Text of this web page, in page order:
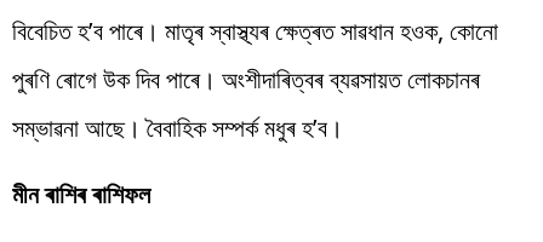
বিবেচিত হ’ব পাৰে। মাতৃৰ স্বাস্থ্যৰ ক্ষেত্ৰত সাৱধান হওক, কোনো
পুৰণি ৰোগে উক দিব পাৰে। অংশীদাৰিত্বৰ ব্যৱসায়ত লোকচানৰ
সম্ভাৱনা আছে। বৈবাহিক সম্পৰ্ক মধুৰ হ’ব।
মীন ৰাশিৰ ৰাশিফল